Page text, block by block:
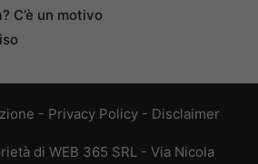
C’è un motivo
- Privacy Policy - Disclaimer
di WEB 365 SRL - Via Nicola